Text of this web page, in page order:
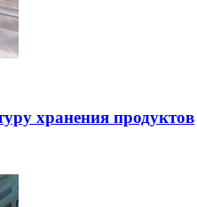
хранения продуктов